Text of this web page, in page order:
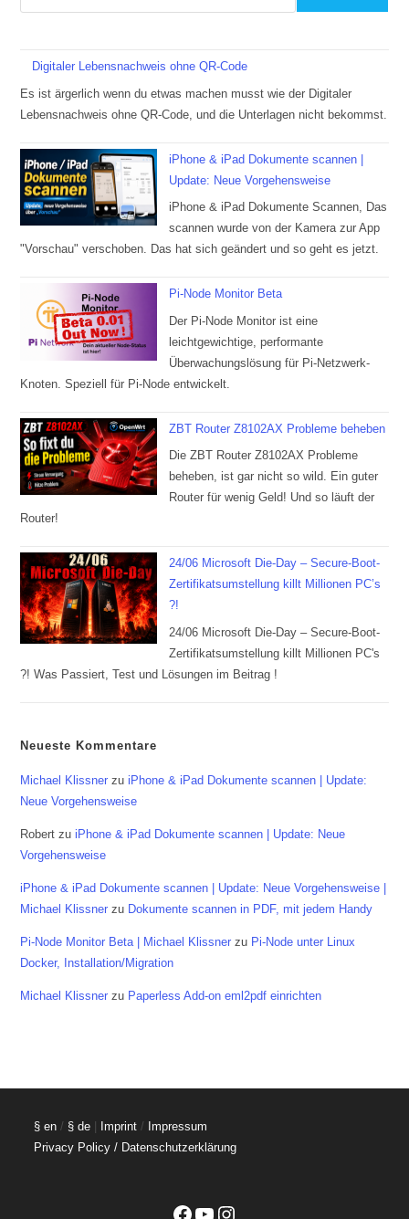
Digitaler Lebensnachweis ohne QR-Code
Es ist ärgerlich wenn du etwas machen musst wie der Digitaler
Lebensnachweis ohne QR-Code, und die Unterlagen nicht bekommst.
iPhone & iPad Dokumente scannen |
Update: Neue Vorgehensweise
iPhone & iPad Dokumente Scannen, Das
scannen wurde von der Kamera zur App
"Vorschau" verschoben. Das hat sich geändert und so geht es jetzt.
Pi-Node Monitor Beta
Der Pi-Node Monitor ist eine
leichtgewichtige, performante
Überwachungslösung für Pi-Netzwerk-
Knoten. Speziell für Pi-Node entwickelt.
ZBT Router Z8102AX Probleme beheben
Die ZBT Router Z8102AX Probleme
beheben, ist gar nicht so wild. Ein guter
Router für wenig Geld! Und so läuft der
Router!
24/06 Microsoft Die-Day – Secure-Boot-
Zertifikatsumstellung killt Millionen PC’s
?!
24/06 Microsoft Die-Day – Secure-Boot-
Zertifikatsumstellung killt Millionen PC's
?! Was Passiert, Test und Lösungen im Beitrag !
Neueste Kommentare
Michael Klissner zuiPhone & iPad Dokumente scannen | Update:
Neue Vorgehensweise
Robert zuiPhone & iPad Dokumente scannen | Update: Neue
Vorgehensweise
iPhone & iPad Dokumente scannen | Update: Neue Vorgehensweise |
Michael Klissner zu Dokumente scannen in PDF, mit jedem Handy
Pi-Node Monitor Beta | Michael Klissner zu Pi-Node unter Linux
Docker, Installation/Migration
Michael Klissner zu Paperless Add-on eml2pdf einrichten
§ en / § de Imprint / Impressum
Privacy Policy / Datenschutzerklärung
Facebook
YouTubeInstagram